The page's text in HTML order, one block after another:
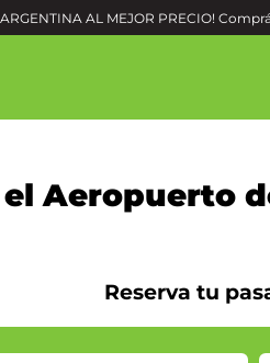
ARGENTINA AL MEJOR PRECIO!
Aeropuerto
Reserva tu